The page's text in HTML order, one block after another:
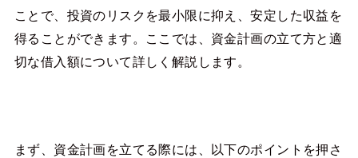
ことで、投資のリスクを最小限に抑え、安定した収益を
得ることができます。ここでは、資金計画の立て方と適
切な借入額について詳しく解説します。
まず、資金計画を立てる際には、以下のポイントを押さ